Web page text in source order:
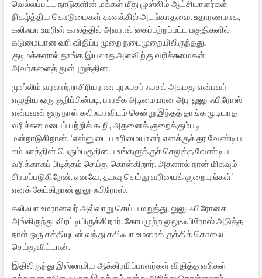
வெல்லப்பட்ட நாடுகளின் மக்கள் மீது முஸ்லிம் ஆட்சியாளர்கள்
நிகழ்த்திய கொடுமைகள் கணக்கில் அடங்காதவை. உதாரணமாக,
கலிஃபா உமரின் காலத்தில் அவரால் கைப்பற்றப்பட்ட பகுதிகளில்
கடுமையான வரி விதிப்பு முறை நடைமுறையிலிருந்தது.
குடிமக்களால் தாங்க இயலாத அளவிற்கு வரிச்சுமைகள்
அவர்களைத் துன்புறுத்தின.
முஸ்லிம் வரலாற்றாசிரியரான புரஃபசர் ஃபசல் அகமது என்பவர்
எழுதிய ஒரு குறிப்பின்படி, பாரசீக அடிமையான அபு-லுலு-ஃபிரோஸ்
என்பவன் ஒரு நாள் கலிஃபாவிடம் சென்று இந்தத் தாங்க முடியாத
வரிச்சுமையைப் பற்றிக் கூறி, அதனைக் குறைக்கும்படி
மன்றாடுகிறான். ‘என்னுடைய உரிமையாளர் எனக்குச் தர வேண்டிய
சம்பளத்தின் பெரும்பகுதியை உங்களுக்குச் செலுத்த வேண்டிய
வரிக்காகப் பிடித்தம் செய்து கொள்கிறார். அதனால் நான் மிகவும்
சிரமப்படுகிறேன். எனவே, தயவு செய்து வரியைக் குறையுங்கள்’
எனக் கேட்கிறான் லுலு-ஃபிரோஸ்.
கலிஃபா உமரானவர் அவ்வாறு செய்ய மறுத்து, லுலு-ஃபிரோசை
அங்கிருந்து விரட்டியிருக்கிறார். கோபமுற்ற லுலு-ஃபிரோஸ் அடுத்த
நாள் ஒரு கத்தியுடன் வந்து கலிஃபா உமரைக் குத்திக் கொலை
செய்துவிட்டான்.
இதிலிருந்து இஸ்லாமிய ஆக்கிரமிப்பாளர்கள் விதித்த வரிகள்